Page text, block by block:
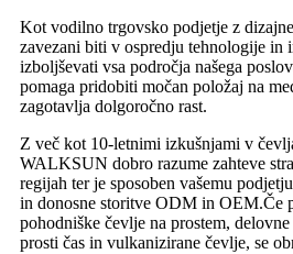
Kot vodilno trgovsko podjetje z
zavezani biti v ospredju tehnologije in
izboljševati vsa področja našega
pomaga pridobiti močan položaj na
zagotavlja dolgoročno rast.
Z več kot 10-letnimi izkušnjami v
WALKSUN dobro razume zahteve
regijah ter je sposoben vašemu
in donosne storitve ODM in OEM.Če
pohodniške čevlje na prostem,
prosti čas in vulkanizirane čevlje, se